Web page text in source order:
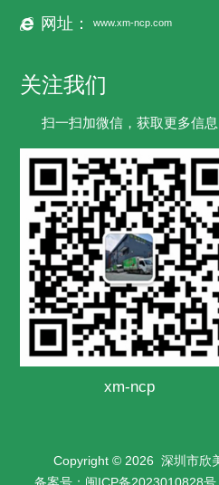
网址： www.xm-ncp.com
关注我们
扫一扫加微信，获取更多信息
xm-ncp
Copyright © 2026深圳市欣